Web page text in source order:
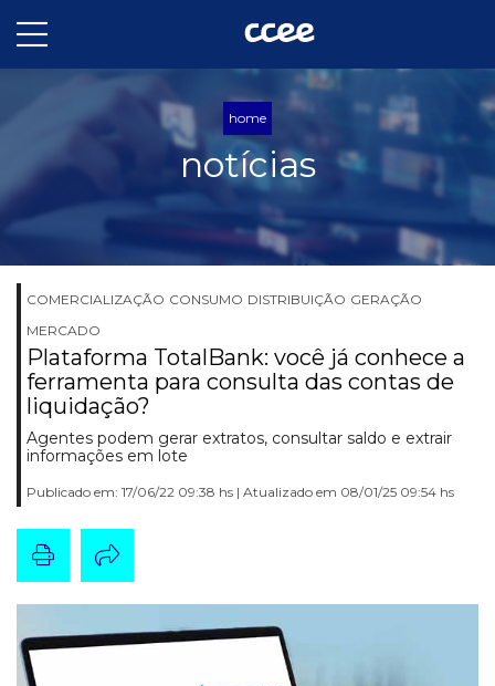
home
notícias
COMERCIALIZAÇÃO CONSUMO DISTRIBUIÇÃO GERAÇÃO
MERCADO
Plataforma TotalBank: você já conhece a
ferramenta para consulta das contas de
liquidação?
Agentes podem gerar extratos, consultar saldo e extrair
informações em lote
Publicado em: 17/06/22 09:38 hs | Atualizado em 08/01/25 09:54 hs